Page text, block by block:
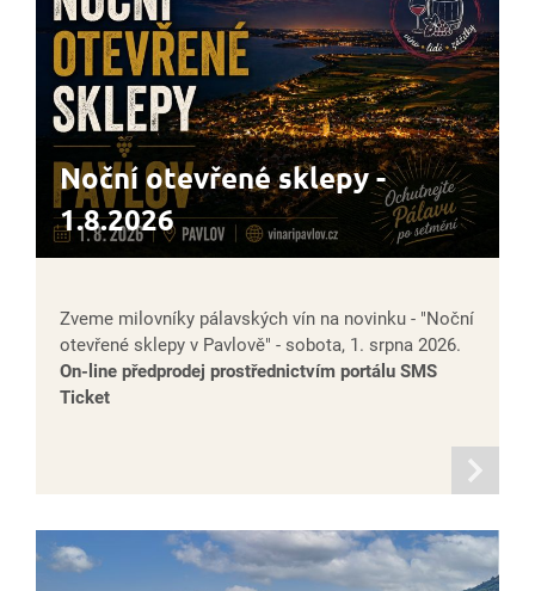
Noční otevřené sklepy -
1.8.2026
Zveme milovníky pálavských vín na novinku - "Noční
otevřené sklepy v Pavlově" - sobota, 1. srpna 2026.
On-line předprodej prostřednictvím portálu SMS
Ticket